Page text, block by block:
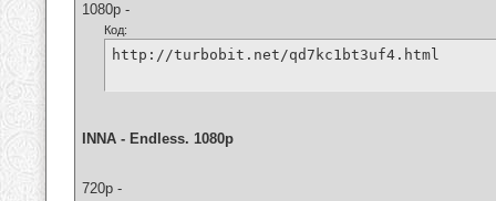
1080p -
Код:
http://turbobit.net/qd7kc1bt3uf4.html
INNA - Endless. 1080p
720p -